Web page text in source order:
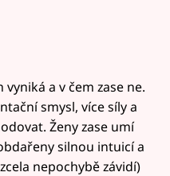
a v čem zase ne.
smysl, více síly a
Ženy zase umí
silnou intuicí a
nepochybě závidí)